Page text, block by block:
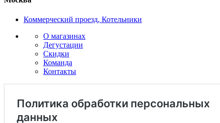
Коммерческий проезд, Котельники
О магазинах
Дегустации
Скидки
Команда
Контакты